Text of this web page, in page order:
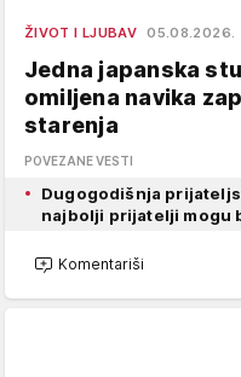
ŽIVOT I LJUBAV 05.08.2026.
Jedna japanska
omiljena navika
starenja
POVEZANE VESTI
Dugogodišnja
najbolji prijatelji mogu
Komentariši